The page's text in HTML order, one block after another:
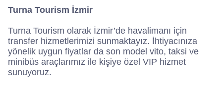
Turna Tourism İzmir
Turna Tourism olarak İzmir’de havalimanı için
transfer hizmetlerimizi sunmaktayız. İhtiyacınıza
yönelik uygun fiyatlar da son model vito, taksi ve
minibüs araçlarımız ile kişiye özel VIP hizmet
sunuyoruz.